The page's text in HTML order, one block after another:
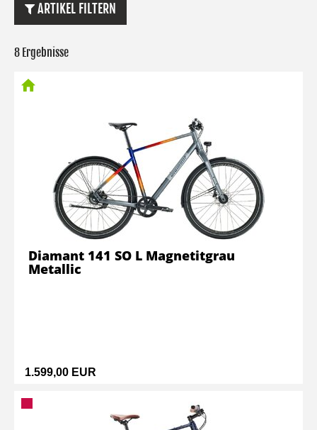
ARTIKEL FILTERN
8 Ergebnisse
1.599,00 EUR
Diamant 141 SO L Magnetitgrau
Metallic